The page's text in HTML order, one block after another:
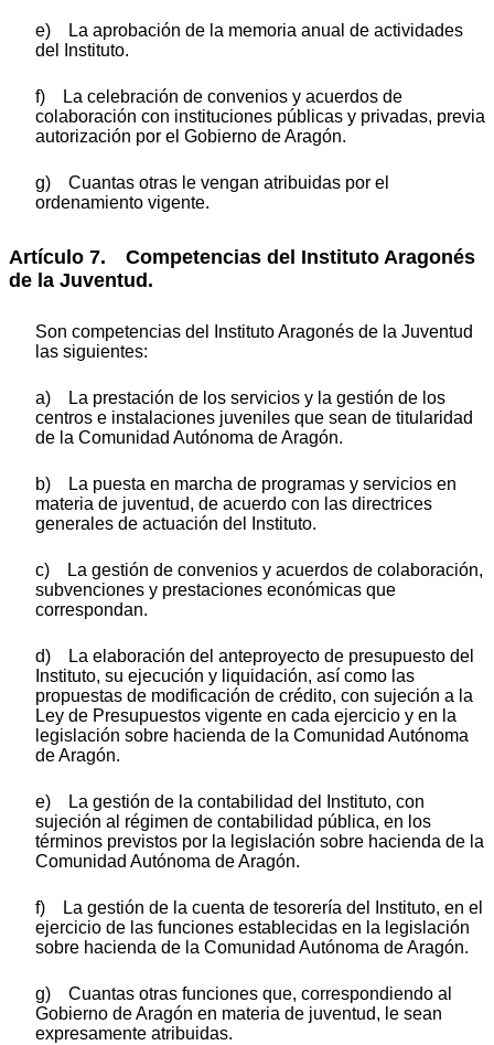
e) La aprobación de la memoria anual de actividades
del Instituto.
f) La celebración de convenios y acuerdos de
colaboración con instituciones públicas y privadas, previa
autorización por el Gobierno de Aragón.
g) Cuantas otras le vengan atribuidas por el
ordenamiento vigente.
Artículo 7. Competencias del Instituto Aragonés
de la Juventud.
Son competencias del Instituto Aragonés de la Juventud
las siguientes:
a) La prestación de los servicios y la gestión de los
centros e instalaciones juveniles que sean de titularidad
de la Comunidad Autónoma de Aragón.
b) La puesta en marcha de programas y servicios en
materia de juventud, de acuerdo con las directrices
generales de actuación del Instituto.
c) La gestión de convenios y acuerdos de colaboración,
subvenciones y prestaciones económicas que
correspondan.
d) La elaboración del anteproyecto de presupuesto del
Instituto, su ejecución y liquidación, así como las
propuestas de modificación de crédito, con sujeción a la
Ley de Presupuestos vigente en cada ejercicio y en la
legislación sobre hacienda de la Comunidad Autónoma
de Aragón.
e) La gestión de la contabilidad del Instituto, con
sujeción al régimen de contabilidad pública, en los
términos previstos por la legislación sobre hacienda de la
Comunidad Autónoma de Aragón.
f) La gestión de la cuenta de tesorería del Instituto, en el
ejercicio de las funciones establecidas en la legislación
sobre hacienda de la Comunidad Autónoma de Aragón.
g) Cuantas otras funciones que, correspondiendo al
Gobierno de Aragón en materia de juventud, le sean
expresamente atribuidas.